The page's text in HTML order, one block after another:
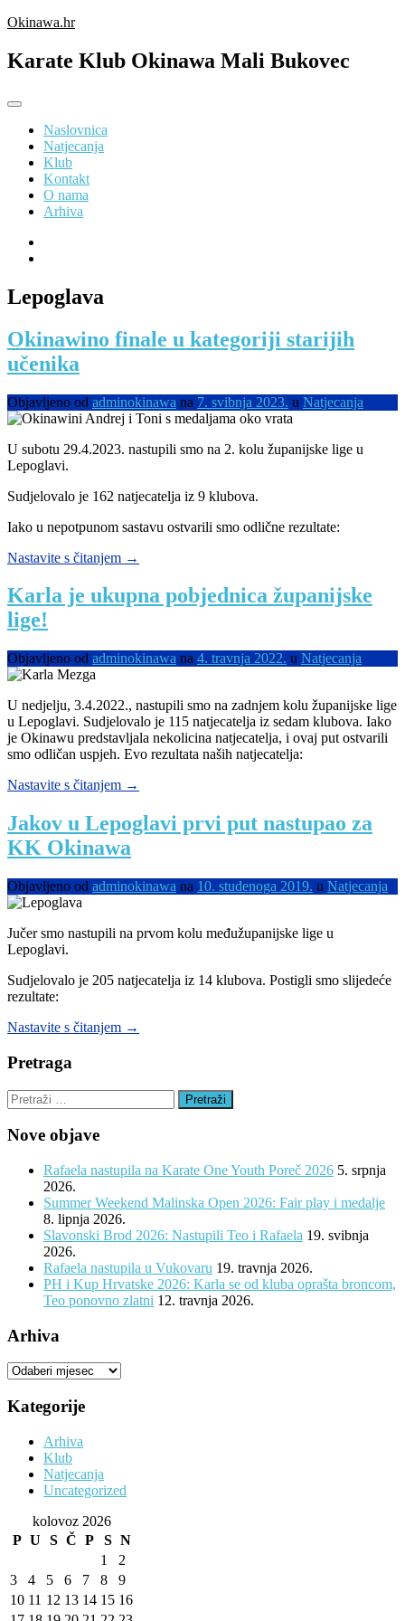
Preskoči
sadržaj
Okinawa.hr
Karate Klub Okinawa Mali Bukovec
Naslovnica
Natjecanja
Klub
Kontakt
O nama
Arhiva
Lepoglava
Okinawino finale u kategoriji starijih
učenika
Objavljeno od adminokinawa na 7. svibnja 2023. u Natjecanja
U subotu 29.4.2023. nastupili smo na 2. kolu županijske lige u
Lepoglavi.
Sudjelovalo je 162 natjecatelja iz 9 klubova.
Iako u nepotpunom sastavu ostvarili smo odlične rezultate:
Nastavite s čitanjem “Okinawino
u
kategoriji
→
Karla je ukupna pobjednica županijske
lige!
Objavljeno od adminokinawa na 4. travnja 2022. u Natjecanja
U nedjelju, 3.4.2022., nastupili smo na zadnjem kolu županijske lige
u Lepoglavi. Sudjelovalo je 115 natjecatelja iz sedam klubova. Iako
je Okinawu predstavljala nekolicina natjecatelja, i ovaj put ostvarili
smo odličan uspjeh. Evo rezultata naših natjecatelja:
Nastavite s čitanjem “Karla
ukupna
pobjednica
županijske
→
Jakov u Lepoglavi prvi put nastupao za
KK Okinawa
Objavljeno od adminokinawa na 10. studenoga 2019. u Natjecanja
Jučer smo nastupili na prvom kolu međužupanijske lige u
Lepoglavi.
Sudjelovalo je 205 natjecatelja iz 14 klubova. Postigli smo slijedeće
rezultate:
Nastavite s čitanjem “Jakov
put
nastupao
→
Pretraga
Pretraži:
Nove objave
Rafaela nastupila na Karate One Youth Poreč 2026 5. srpnja
2026.
Summer Weekend Malinska Open 2026: Fair play i medalje
8. lipnja 2026.
Slavonski Brod 2026: Nastupili Teo i Rafaela 19. svibnja
2026.
Rafaela nastupila u Vukovaru 19. travnja 2026.
PH i Kup Hrvatske 2026: Karla se od kluba oprašta broncom,
Teo ponovno zlatni 12. travnja 2026.
Arhiva
Arhiva
Kategorije
Arhiva
Klub
Natjecanja
Uncategorized
kolovoz 2026
P U S Č P S N
1
2
3
4 5 6 7 8
9
10 11 12 13 14 15 16